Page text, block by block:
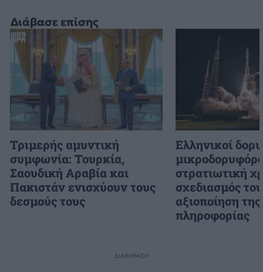
Διάβασε επίσης
Τριμερής αμυντική
συμφωνία: Τουρκία,
Σαουδική Αραβία και
Πακιστάν ενισχύουν τους
δεσμούς τους
Ελληνικοί
στρατιωτική
σχεδιασμός
αξιοποίηση της
πληροφορίας
ΔΙΑΦΗΜΙΣΗ